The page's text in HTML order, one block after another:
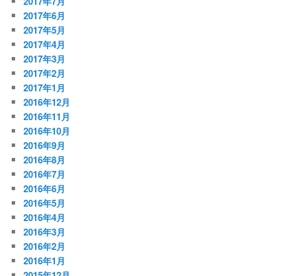
2017年6月
2017年5月
2017年4月
2017年3月
2017年2月
2017年1月
2016年12月
2016年11月
2016年10月
2016年9月
2016年8月
2016年7月
2016年6月
2016年5月
2016年4月
2016年3月
2016年2月
2016年1月